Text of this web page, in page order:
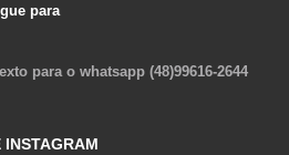
para
para o whatsapp (48)99616-2644
INSTAGRAM